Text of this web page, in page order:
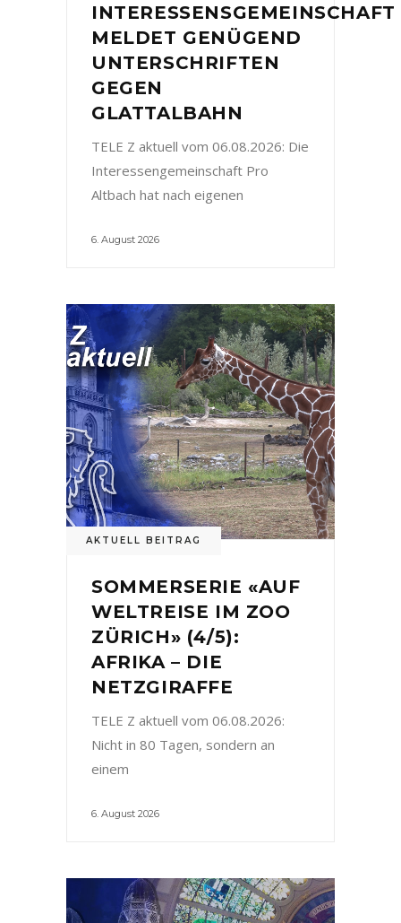
INTERESSENSGEMEINSCHAFT
MELDET GENÜGEND
UNTERSCHRIFTEN
GEGEN
GLATTALBAHN
TELE Z aktuell vom 06.08.2026: Die
Interessengemeinschaft Pro
Altbach hat nach eigenen
6. August 2026
AKTUELL BEITRAG
SOMMERSERIE «AUF
WELTREISE IM ZOO
ZÜRICH» (4/5):
AFRIKA – DIE
NETZGIRAFFE
TELE Z aktuell vom 06.08.2026:
Nicht in 80 Tagen, sondern an
einem
6. August 2026